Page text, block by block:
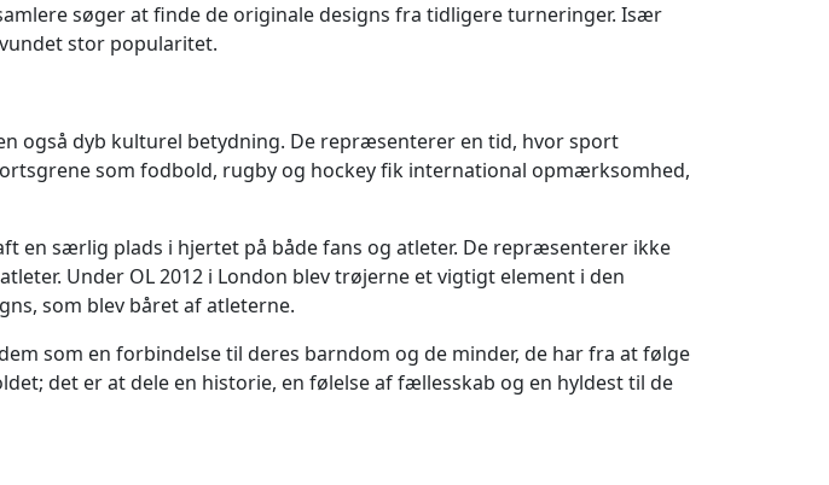
søger at finde de originale designs fra tidligere turneringer. Især
stor popularitet.
også dyb kulturel betydning. De repræsenterer en tid, hvor sport
som fodbold, rugby og hockey fik international opmærksomhed,
en særlig plads i hjertet på både fans og atleter. De repræsenterer ikke
Under OL 2012 i London blev trøjerne et vigtigt element i den
som blev båret af atleterne.
som en forbindelse til deres barndom og de minder, de har fra at følge
det er at dele en historie, en følelse af fællesskab og en hyldest til de